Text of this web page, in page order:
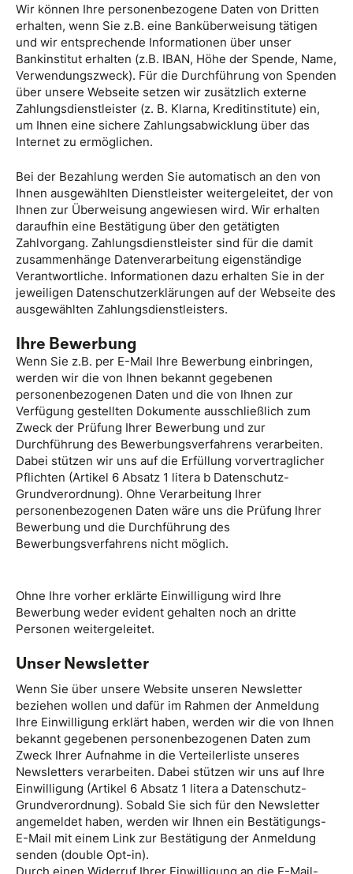
Wir können Ihre personenbezogene Daten von Dritten
erhalten, wenn Sie z.B. eine Banküberweisung tätigen
und wir entsprechende Informationen über unser
Bankinstitut erhalten (z.B. IBAN, Höhe der Spende, Name,
Verwendungszweck). Für die Durchführung von Spenden
über unsere Webseite setzen wir zusätzlich externe
Zahlungsdienstleister (z. B. Klarna, Kreditinstitute) ein,
um Ihnen eine sichere Zahlungsabwicklung über das
Internet zu ermöglichen.
Bei der Bezahlung werden Sie automatisch an den von
Ihnen ausgewählten Dienstleister weitergeleitet, der von
Ihnen zur Überweisung angewiesen wird. Wir erhalten
daraufhin eine Bestätigung über den getätigten
Zahlvorgang. Zahlungsdienstleister sind für die damit
zusammenhänge Datenverarbeitung eigenständige
Verantwortliche. Informationen dazu erhalten Sie in der
jeweiligen Datenschutzerklärungen auf der Webseite des
ausgewählten Zahlungsdienstleisters.
Ihre Bewerbung
Wenn Sie z.B. per E-Mail Ihre Bewerbung einbringen,
werden wir die von Ihnen bekannt gegebenen
personenbezogenen Daten und die von Ihnen zur
Verfügung gestellten Dokumente ausschließlich zum
Zweck der Prüfung Ihrer Bewerbung und zur
Durchführung des Bewerbungsverfahrens verarbeiten.
Dabei stützen wir uns auf die Erfüllung vorvertraglicher
Pflichten (Artikel 6 Absatz 1 litera b Datenschutz-
Grundverordnung). Ohne Verarbeitung Ihrer
personenbezogenen Daten wäre uns die Prüfung Ihrer
Bewerbung und die Durchführung des
Bewerbungsverfahrens nicht möglich.
Ohne Ihre vorher erklärte Einwilligung wird Ihre
Bewerbung weder evident gehalten noch an dritte
Personen weitergeleitet.
Unser Newsletter
Wenn Sie über unsere Website unseren Newsletter
beziehen wollen und dafür im Rahmen der Anmeldung
Ihre Einwilligung erklärt haben, werden wir die von Ihnen
bekannt gegebenen personenbezogenen Daten zum
Zweck Ihrer Aufnahme in die Verteilerliste unseres
Newsletters verarbeiten. Dabei stützen wir uns auf Ihre
Einwilligung (Artikel 6 Absatz 1 litera a Datenschutz-
Grundverordnung). Sobald Sie sich für den Newsletter
angemeldet haben, werden wir Ihnen ein Bestätigungs-
E-Mail mit einem Link zur Bestätigung der Anmeldung
senden (double Opt-in).